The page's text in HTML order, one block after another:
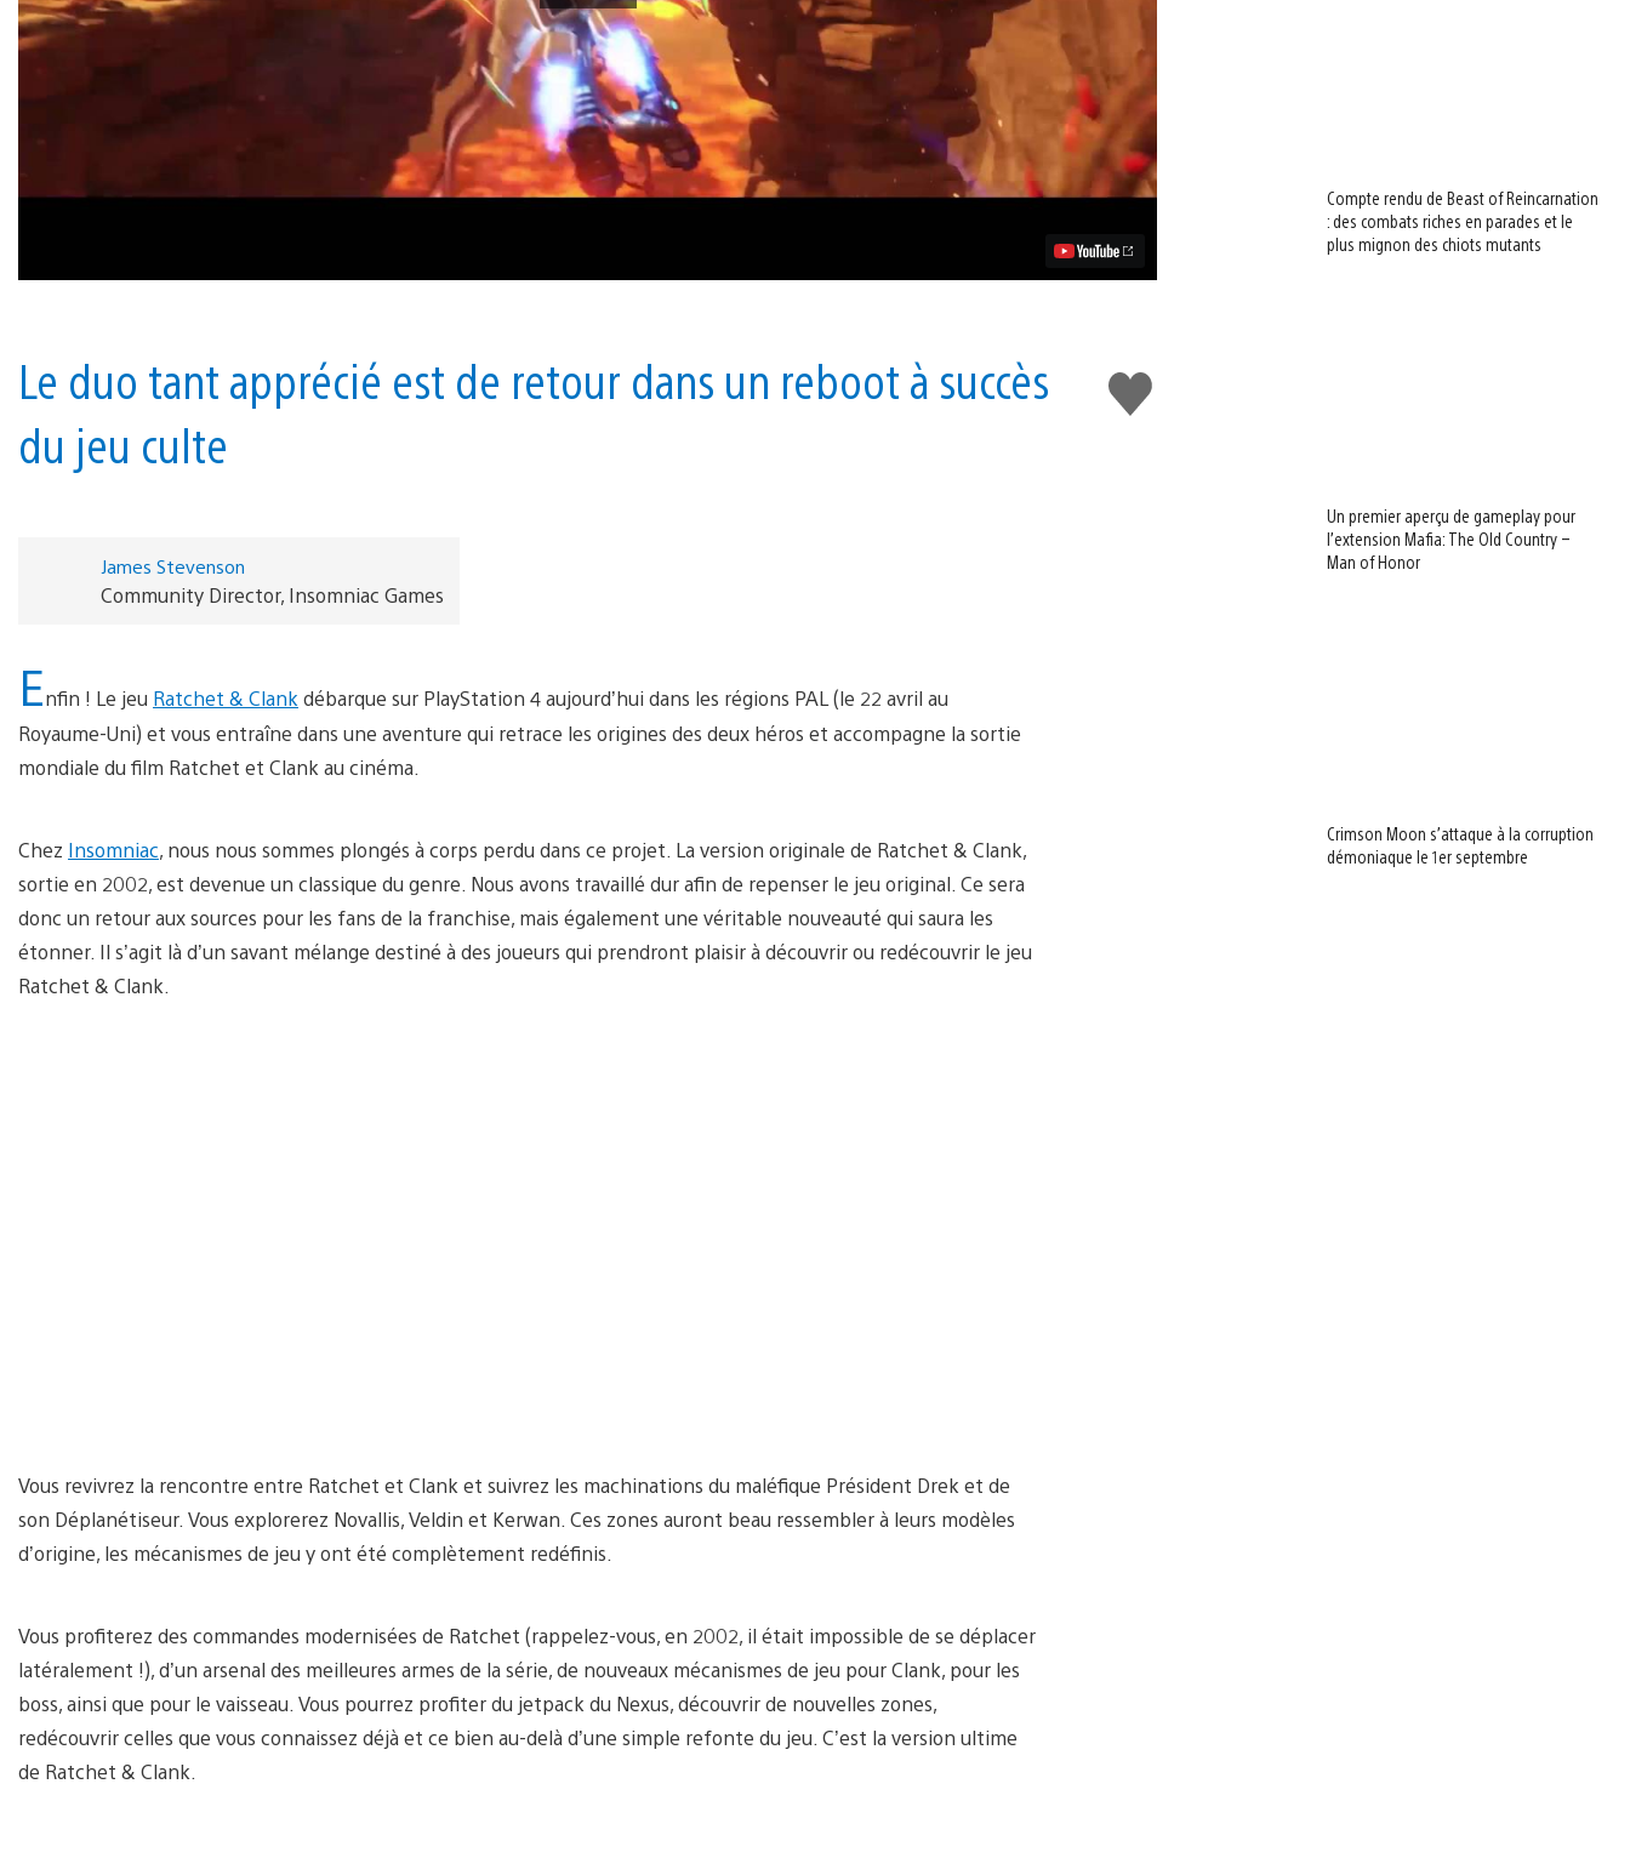
Ratchet
&
Clank
reviennent
en
force
aujourd’hui
sur
PS4
J'aime
Le duo tant apprécié est de retour dans un reboot à succès
du jeu culte
James Stevenson
Community Director, Insomniac Games
Enfin ! Le jeu Ratchet & Clank débarque sur PlayStation 4 aujourd’hui dans les régions PAL (le 22 avril au
Royaume-Uni) et vous entraîne dans une aventure qui retrace les origines des deux héros et accompagne la sortie
mondiale du film Ratchet et Clank au cinéma.
Chez Insomniac, nous nous sommes plongés à corps perdu dans ce projet. La version originale de Ratchet & Clank,
sortie en 2002, est devenue un classique du genre. Nous avons travaillé dur afin de repenser le jeu original. Ce sera
donc un retour aux sources pour les fans de la franchise, mais également une véritable nouveauté qui saura les
étonner. Il s’agit là d’un savant mélange destiné à des joueurs qui prendront plaisir à découvrir ou redécouvrir le jeu
Ratchet & Clank.
Vous revivrez la rencontre entre Ratchet et Clank et suivrez les machinations du maléfique Président Drek et de
son Déplanétiseur. Vous explorerez Novallis, Veldin et Kerwan. Ces zones auront beau ressembler à leurs modèles
d’origine, les mécanismes de jeu y ont été complètement redéfinis.
Vous profiterez des commandes modernisées de Ratchet (rappelez-vous, en 2002, il était impossible de se déplacer
latéralement !), d’un arsenal des meilleures armes de la série, de nouveaux mécanismes de jeu pour Clank, pour les
boss, ainsi que pour le vaisseau. Vous pourrez profiter du jetpack du Nexus, découvrir de nouvelles zones,
redécouvrir celles que vous connaissez déjà et ce bien au-delà d’une simple refonte du jeu. C’est la version ultime
de Ratchet & Clank.
Compte rendu de Beast of Reincarnation
: des combats riches en parades et le
plus mignon des chiots mutants
Un premier aperçu de gameplay pour
l’extension Mafia: The Old Country –
Man of Honor
Crimson Moon s’attaque à la corruption
démoniaque le 1er septembre